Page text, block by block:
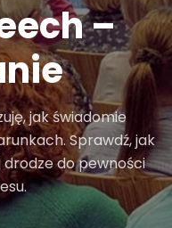
–
jak świadomie
Sprawdź, jak
do pewności